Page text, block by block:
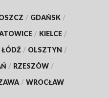
/ GDAŃSK /
/ KIELCE /
ŁÓDŹ / OLSZTYN /
/ RZESZÓW /
/ WROCŁAW